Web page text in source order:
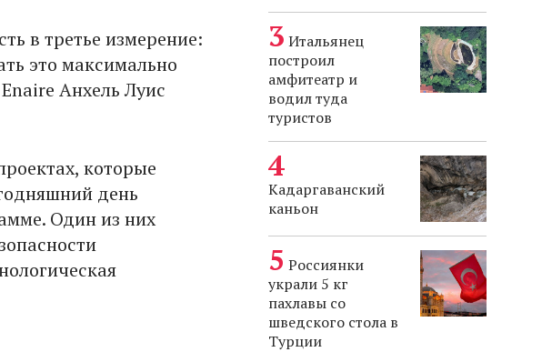
в третье измерение:
это максимально
Анхель Луис
которые
день
Один из них
Итальянец
построил
амфитеатр и
водил туда
туристов
Кадаргаванский
каньон
Россиянки
украли 5 кг
пахлавы со
шведского стола в
Турции